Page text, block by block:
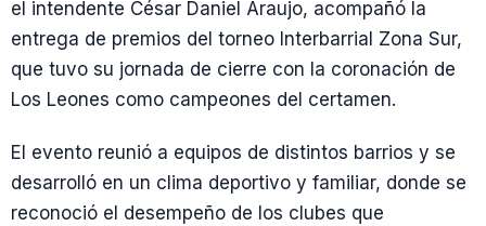
el intendente César Daniel Araujo, acompañó la
entrega de premios del torneo Interbarrial Zona Sur,
que tuvo su jornada de cierre con la coronación de
Los Leones como campeones del certamen.
El evento reunió a equipos de distintos barrios y se
desarrolló en un clima deportivo y familiar, donde se
reconoció el desempeño de los clubes que